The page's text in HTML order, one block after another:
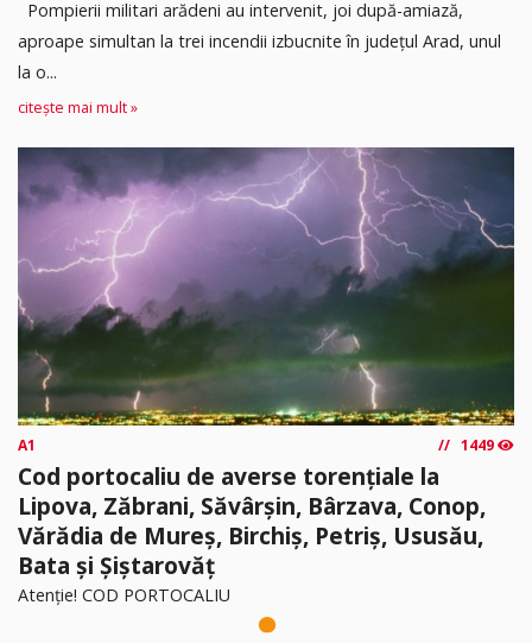
Pompierii militari arădeni au intervenit, joi după-amiază,
aproape simultan la trei incendii izbucnite în județul Arad, unul
la o...
citește mai mult »
A1 1449
Cod portocaliu de averse torențiale la
Lipova, Zăbrani, Săvârșin, Bârzava, Conop,
Vărădia de Mureș, Birchiș, Petriș, Ususău,
Bata și Șiștarovăț
Atenție! COD PORTOCALIU